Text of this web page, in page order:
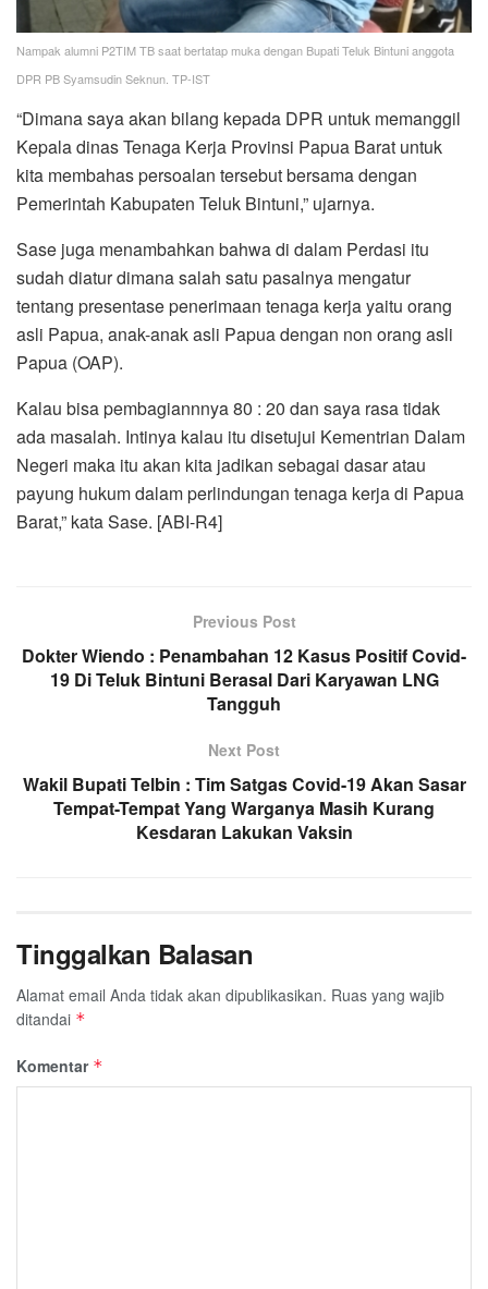
Nampak alumni P2TIM TB saat bertatap muka dengan Bupati Teluk Bintuni anggota
DPR PB Syamsudin Seknun. TP-IST
“Dimana saya akan bilang kepada DPR untuk memanggil
Kepala dinas Tenaga Kerja Provinsi Papua Barat untuk
kita membahas persoalan tersebut bersama dengan
Pemerintah Kabupaten Teluk Bintuni,” ujarnya.
Sase juga menambahkan bahwa di dalam Perdasi itu
sudah diatur dimana salah satu pasalnya mengatur
tentang presentase penerimaan tenaga kerja yaitu orang
asli Papua, anak-anak asli Papua dengan non orang asli
Papua (OAP).
Kalau bisa pembagiannnya 80 : 20 dan saya rasa tidak
ada masalah. Intinya kalau itu disetujui Kementrian Dalam
Negeri maka itu akan kita jadikan sebagai dasar atau
payung hukum dalam perlindungan tenaga kerja di Papua
Barat,” kata Sase. [ABI-R4]
Previous Post
Dokter Wiendo : Penambahan 12 Kasus Positif Covid-
19 Di Teluk Bintuni Berasal Dari Karyawan LNG
Tangguh
Next Post
Wakil Bupati Telbin : Tim Satgas Covid-19 Akan Sasar
Tempat-Tempat Yang Warganya Masih Kurang
Kesdaran Lakukan Vaksin
Tinggalkan Balasan
Alamat email Anda tidak akan dipublikasikan. Ruas yang wajib
ditandai *
Komentar *